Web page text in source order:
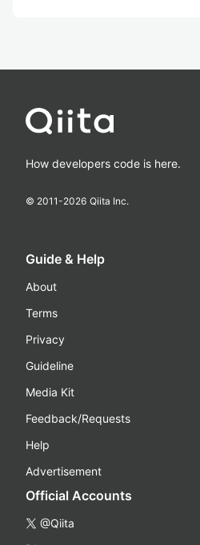
How developers code is here.
© 2011-2026 Qiita Inc.
Guide & Help
About
Terms
Privacy
Guideline
Media Kit
Feedback/Requests
Help
Advertisement
Official Accounts
@Qiita